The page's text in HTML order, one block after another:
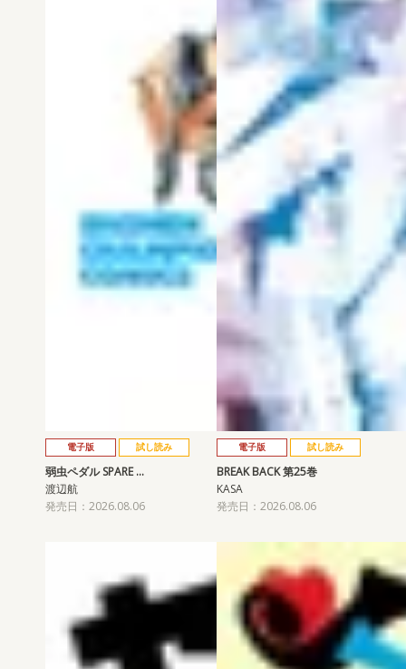
電子版 試し読み
弱虫ペダル SPARE …
渡辺航
発売日：2026.08.06
電子版 試し読み
BREAK BACK 第25巻
KASA
発売日：2026.08.06